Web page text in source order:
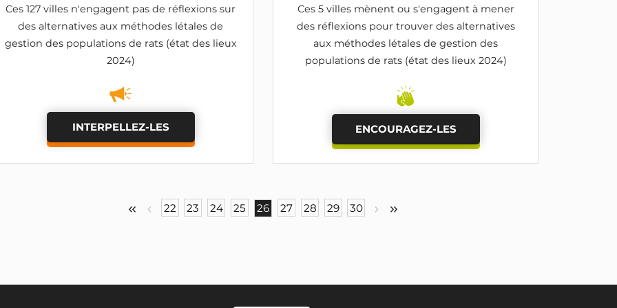
Ces 127 villes n'engagent pas de réflexions sur
des alternatives aux méthodes létales de
gestion des populations de rats (état des lieux
2024)
INTERPELLEZ-LES
Ces 5 villes mènent ou s'engagent à mener
des réflexions pour trouver des alternatives
aux méthodes létales de gestion des
populations de rats (état des lieux 2024)
ENCOURAGEZ-LES
22 23 24 25 26 27 28 29 30